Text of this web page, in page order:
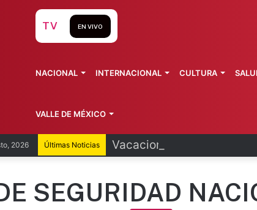
2026 Últimas Noticias Vacaciones dejarán
TV EN VIVO
NACIONAL INTERNACIONAL CULTURA
VALLE DE MÉXICO
SEGURIDAD